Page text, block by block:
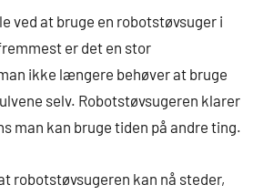
ved at bruge en robotstøvsuger i
er det en stor
ikke længere behøver at bruge
selv. Robotstøvsugeren klarer
man kan bruge tiden på andre ting.
robotstøvsugeren kan nå steder,